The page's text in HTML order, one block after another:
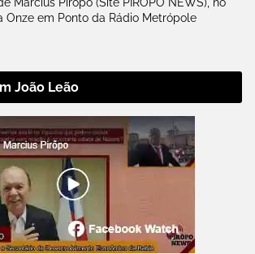
Onze em Ponto da Rádio Metrópole
João Leão